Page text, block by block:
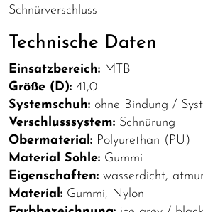
Schnürverschluss
Technische Daten
Einsatzbereich: MTB
Größe (D): 41,0
Systemschuh: ohne Bindung /
Verschlusssystem: Schnürung
Obermaterial: Polyurethan (PU)
Material Sohle: Gummi
Eigenschaften: wasserdicht,
Material: Gummi, Nylon